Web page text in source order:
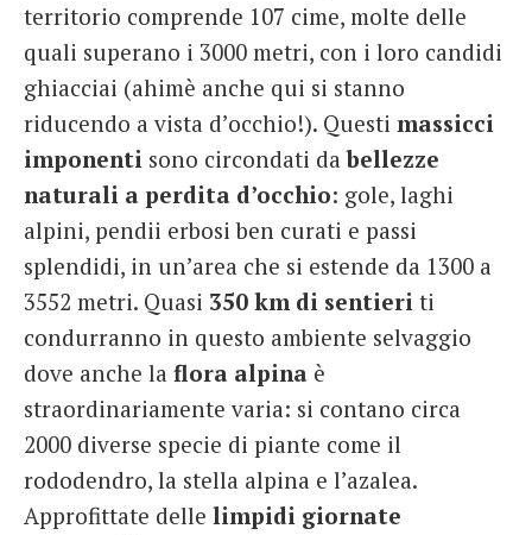
territorio comprende 107 cime, molte delle
quali superano i 3000 metri, con i loro candidi
ghiacciai (ahimè anche qui si stanno
riducendo a vista d’occhio!). Questi massicci
imponenti sono circondati dabellezze
naturali a perdita d’occhio: gole, laghi
alpini, pendii erbosi ben curati e passi
splendidi, in un’area che si estende da 1300 a
3552 metri. Quasi 350 km di sentieri ti
condurranno in questo ambiente selvaggio
dove anche la flora alpina è
straordinariamente varia: si contano circa
2000 diverse specie di piante come il
rododendro, la stella alpina e l’azalea.
Approfittate delle limpidi giornate